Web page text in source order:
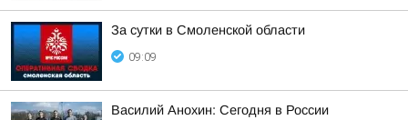
За сутки в Смоленской области
09:09
Василий Анохин: Сегодня в России